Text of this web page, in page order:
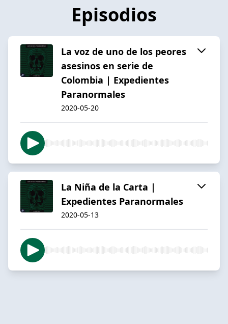
Episodios
La voz de uno de los peores
asesinos en serie de
Colombia | Expedientes
Paranormales
2020-05-20
La Niña de la Carta |
Expedientes Paranormales
2020-05-13